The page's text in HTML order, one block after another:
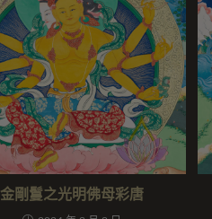
金剛鬘之光明佛母彩唐